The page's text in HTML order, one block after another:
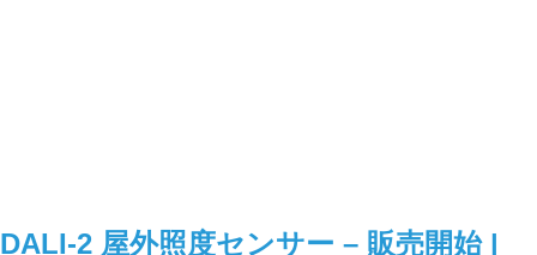
DALI-2 屋外照度センサー – 販売開始 |